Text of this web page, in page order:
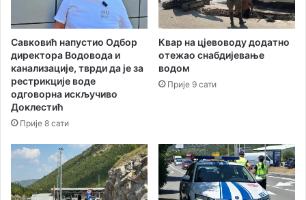
Ш
к
е
р
у
ф
о
р
м
а
ц
ј
Савковић напустио Одбор
директора Водоводa и
канализације, тврди да је за
рестрикције воде
одговорна искључиво
Доклестић
Прије 8 сати
Квар на цјевоводу додатно
отежао снабдијевање
водом
Прије 9 сати